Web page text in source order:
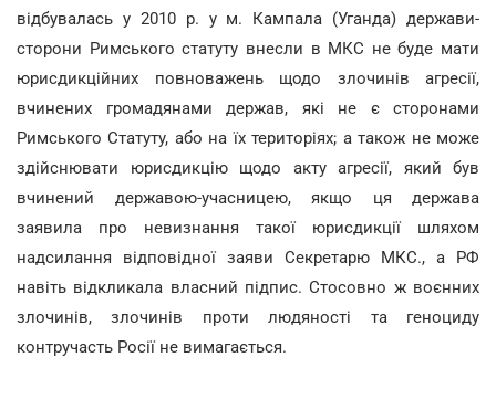
відбувалась у 2010 р. у м. Кампала (Уганда) держави-
сторони Римського статуту внесли в МКС не буде мати
юрисдикційних повноважень щодо злочинів агресії,
вчинених громадянами держав, які не є сторонами
Римського Статуту, або на їх територіях; а також не може
здійснювати юрисдикцію щодо акту агресії, який був
вчинений державою-учасницею, якщо ця держава
заявила про невизнання такої юрисдикції шляхом
надсилання відповідної заяви Секретарю МКС., а РФ
навіть відкликала власний підпис. Стосовно ж воєнних
злочинів, злочинів проти людяності та геноциду
контручасть Росії не вимагається.